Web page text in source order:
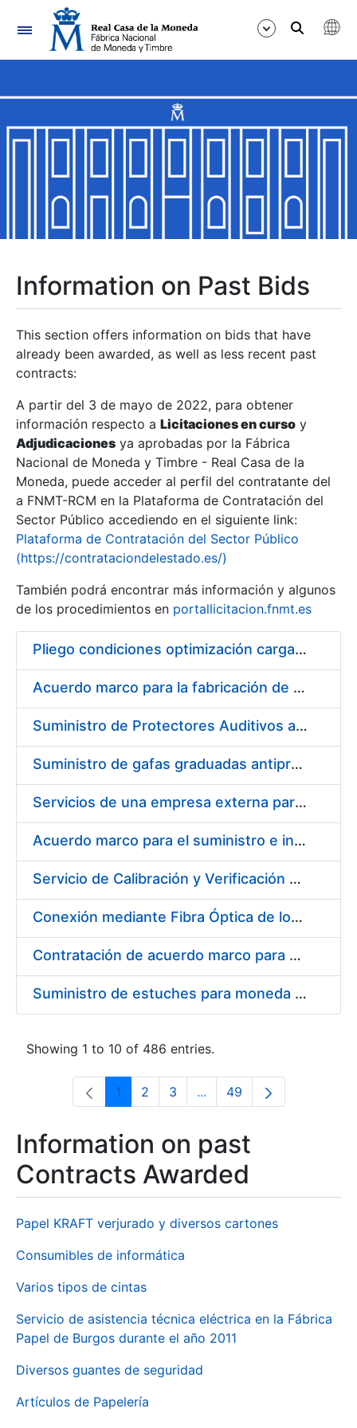
Navigation
Show/Hide
Show/Hide
Show/Hide
Show/Hide
Show/Hide
Show/Hide
Information on Past Bids
This section offers information on bids that have
already been awarded, as well as less recent past
contracts:
A partir del 3 de mayo de 2022, para obtener
información respecto a Licitaciones en curso y
Adjudicaciones ya aprobadas por la Fábrica
Nacional de Moneda y Timbre - Real Casa de la
Moneda, puede acceder al perfil del contratante del
a FNMT-RCM en la Plataforma de Contratación del
Sector Público accediendo en el siguiente link:
Plataforma de Contratación del Sector Público
(https://contrataciondelestado.es/)
También podrá encontrar más información y algunos
de los procedimientos en portallicitacion.fnmt.es
Pliego condiciones optimización cargas compras firmado
Acuerdo marco para la fabricación de piezas
Suministro de Protectores Auditivos a medida para las personas trabajadoras de los Centros de Trabajo de Madrid y Burgos
Suministro de gafas graduadas antiproyecciones para los trabajadores de la FNMT-RCM en los centros de trabajo de Madrid y Burgos
Servicios de una empresa externa para el asesoramiento y resolución de los recursos de alzada que se presentan relacionados con procesos de selección para la FNMT-RCM
Acuerdo marco para el suministro e instalación de persianas, estores y otros complementos
Servicio de Calibración y Verificación Externa de los Equipos de Medición del Servicio de Prevención de la FNMT-RCM
Conexión mediante Fibra Óptica de los Centros de Proceso de Datos (CPDs) de las sedes de la FNMT-RCM de Burgos y Madrid
Contratación de acuerdo marco para el Suministro de Material de Electricidad para la Fábrica Nacional de Moneda y Timbre-Real Casa de la Moneda en su centro de trabajo de Burgos
Suministro de estuches para moneda de 30 €
Showing 1 to 10 of 486 entries.
Page
1 Page
2 Page
3 ...Intermediate Pages Use
Page
49
Information on past
Contracts Awarded
Papel KRAFT verjurado y diversos cartones
Consumibles de informática
Varios tipos de cintas
Servicio de asistencia técnica eléctrica en la Fábrica
Papel de Burgos durante el año 2011
Diversos guantes de seguridad
Artículos de Papelería